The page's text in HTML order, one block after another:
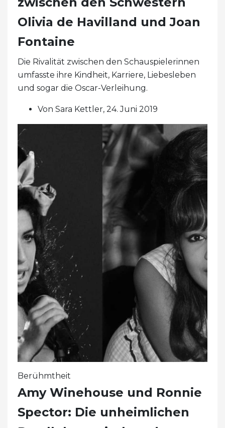
Olivia de Havilland und Joan
Fontaine
Die Rivalität zwischen den Schauspielerinnen
umfasste ihre Kindheit, Karriere, Liebesleben
und sogar die Oscar-Verleihung.
Von Sara Kettler, 24. Juni 2019
Berühmtheit
Amy Winehouse und Ronnie
Spector: Die unheimlichen